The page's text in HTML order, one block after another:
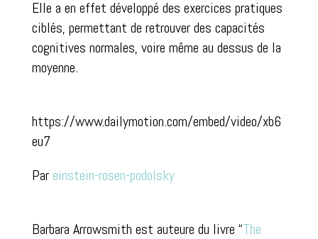
Elle a en effet développé des exercices pratiques
ciblés, permettant de retrouver des capacités
cognitives normales, voire même au dessus de la
moyenne.
https://www.dailymotion.com/embed/video/xb6
eu7
Par einstein-rosen-podolsky
Barbara Arrowsmith est auteure du livre “The